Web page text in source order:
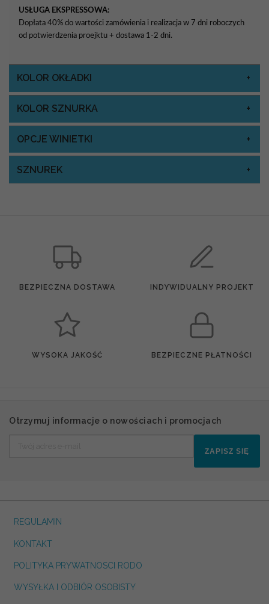
USŁUGA EKSPRESSOWA:
Dopłata 40% do wartości zamówienia i realizacja w 7 dni roboczych
od potwierdzenia proejktu + dostawa 1-2 dni.
KOLOR OKŁADKI
KOLOR SZNURKA
OPCJE WINIETKI
SZNUREK
BEZPIECZNA DOSTAWA INDYWIDUALNY PROJEKT
WYSOKA JAKOŚĆ BEZPIECZNE PŁATNOŚCI
Otrzymuj informacje o nowościach i promocjach
ZAPISZ SIĘ
REGULAMIN
KONTAKT
POLITYKA PRYWATNOSCI RODO
WYSYŁKA I ODBIÓR OSOBISTY